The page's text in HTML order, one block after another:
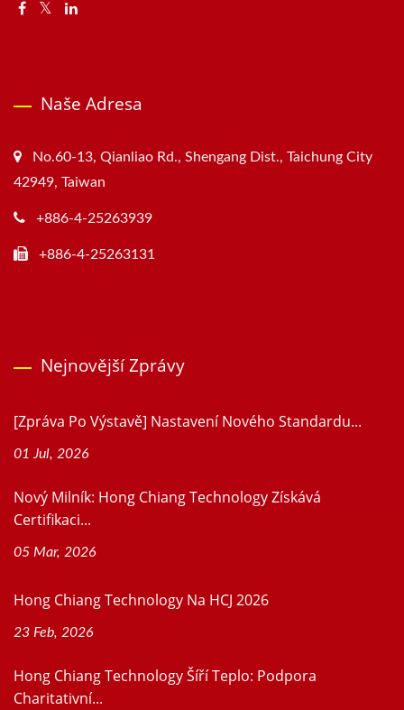
Naše Adresa
No.60-13, Qianliao Rd., Shengang Dist., Taichung City
42949, Taiwan
+886-4-25263939
+886-4-25263131
Nejnovější Zprávy
[Zpráva Po Výstavě] Nastavení Nového Standardu...
01 Jul, 2026
Nový Milník: Hong Chiang Technology Získává
Certifikaci...
05 Mar, 2026
Hong Chiang Technology Na HCJ 2026
23 Feb, 2026
Hong Chiang Technology Šíří Teplo: Podpora
Charitativní...